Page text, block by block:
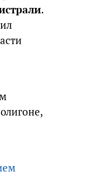
.